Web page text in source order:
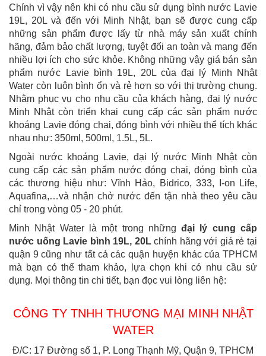
Chính vì vậy nên khi có nhu cầu sử dụng bình nước Lavie
19L, 20L và đến với Minh Nhật, bạn sẽ được cung cấp
những sản phẩm được lấy từ nhà máy sản xuất chính
hãng, đảm bảo chất lượng, tuyệt đối an toàn và mang đến
nhiều lợi ích cho sức khỏe. Không những vậy giá bán sản
phẩm nước Lavie bình 19L, 20L của đại lý Minh Nhật
Water còn luôn bình ổn và rẻ hơn so với thị trường chung.
Nhằm phục vụ cho nhu cầu của khách hàng, đại lý nước
Minh Nhật còn triển khai cung cấp các sản phẩm nước
khoáng Lavie đóng chai, đóng bình với nhiều thể tích khác
nhau như: 350ml, 500ml, 1.5L, 5L.
Ngoài nước khoáng Lavie, đại lý nước Minh Nhật còn
cung cấp các sản phẩm nước đóng chai, đóng bình của
các thương hiệu như: Vĩnh Hảo, Bidrico, 333, I-on Life,
Aquafina,…và nhận chở nước đến tận nhà theo yêu cầu
chỉ trong vòng 05 - 20 phút.
Minh Nhật Water là một trong nhữngđại lý cung cấp
nước uống Lavie bình 19L, 20Lchính hãng với giá rẻ tại
quận 9 cũng như tất cả các quận huyện khác của TPHCM
mà bạn có thể tham khảo, lựa chọn khi có nhu cầu sử
dụng. Mọi thông tin chi tiết, bạn đọc vui lòng liên hệ:
CÔNG TY TNHH THƯƠNG MẠI MINH NHẬT
WATER
Đ/C: 17 Đường số 1, P. Long Thạnh Mỹ, Quận 9, TPHCM